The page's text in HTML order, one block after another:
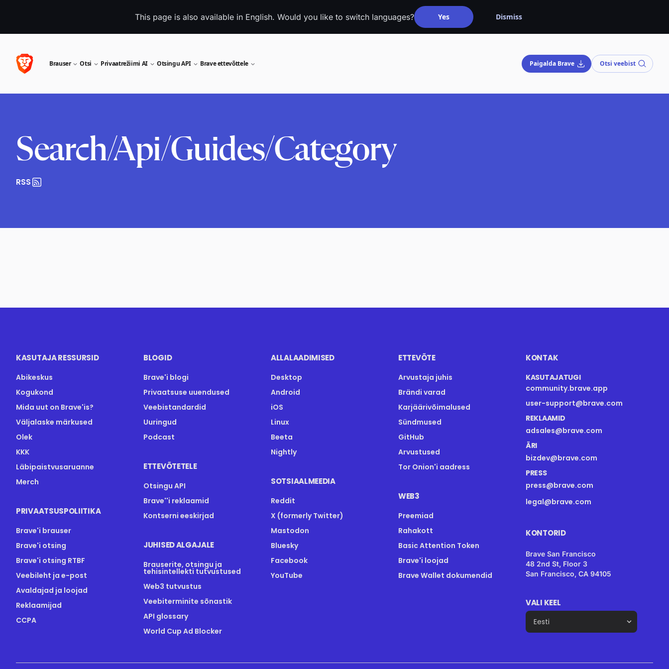
This page is also available in English. Would you like to switch languages? Yes Dismiss
Brauser Otsi Privaatrežiimi AI Otsingu API Brave ettevõttele Paigalda Brave Otsi veebist
Search/Api/Guides/Category
RSS
KASUTAJA RESSURSID
Abikeskus
Kogukond
Mida uut on Brave'is?
Väljalaske märkused
Olek
KKK
Läbipaistvusaruanne
Merch
PRIVAATSUSPOLIITIKA
Brave'i brauser
Brave'i otsing
Brave'i otsing RTBF
Veebileht ja e-post
Avaldajad ja loojad
Reklaamijad
CCPA
BLOGID
Brave'i blogi
Privaatsuse uuendused
Veebistandardid
Uuringud
Podcast
ETTEVÕTETELE
Otsingu API
Brave''i reklaamid
Kontserni eeskirjad
JUHISED ALGAJALE
Brauserite, otsingu ja
tehisintellekti tutvustused
Web3 tutvustus
Veebiterminite sõnastik
API glossary
World Cup Ad Blocker
ALLALAADIMISED
Desktop
Android
iOS
Linux
Beeta
Nightly
SOTSIAALMEEDIA
Reddit
X (formerly Twitter)
Mastodon
Bluesky
Facebook
YouTube
ETTEVÕTE
Arvustaja juhis
Brändi varad
Karjäärivõimalused
Sündmused
GitHub
Arvustused
Tor Onion'i aadress
WEB3
Preemiad
Rahakott
Basic Attention Token
Brave'i loojad
Brave Wallet dokumendid
KONTAK
KASUTAJATUGI
community.brave.app
user-support@brave.com
REKLAAMID
adsales@brave.com
ÄRI
bizdev@brave.com
PRESS
press@brave.com
legal@brave.com
KONTORID
Brave San Francisco
48 2nd St, Floor 3
San Francisco, CA 94105
VALI KEEL